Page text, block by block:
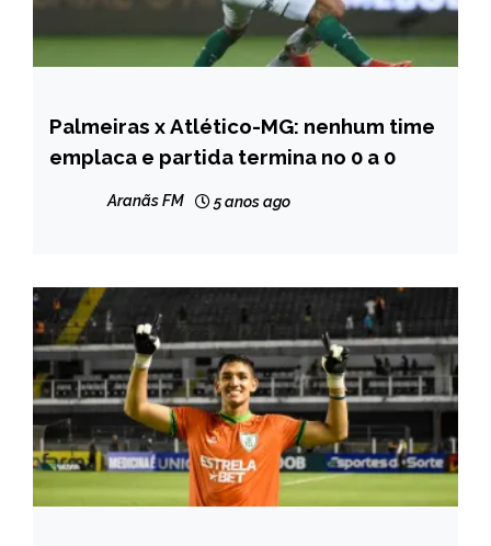
ESPORTES
Palmeiras x Atlético-MG: nenhum time
emplaca e partida termina no 0 a 0
Aranãs FM 5 anos ago